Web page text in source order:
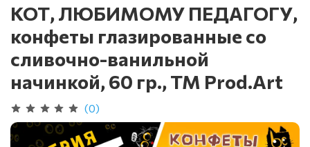
КОТ, ЛЮБИМОМУ ПЕДАГОГУ,
конфеты глазированные со
сливочно-ванильной
начинкой, 60 гр., TM Prod.Art
(0)